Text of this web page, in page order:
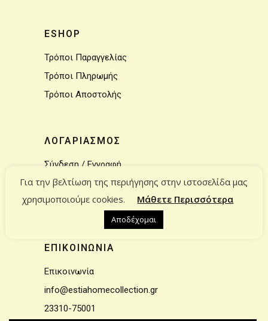
ESHOP
Τρόποι Παραγγελίας
Τρόποι Πληρωμής
Τρόποι Αποστολής
ΛΟΓΑΡΙΑΣΜΟΣ
Σύνδεση / Εγγραφή
Ο Λογαριασμός μου
Το καλάθι μου
ΕΠΙΚΟΙΝΩΝΙΑ
Επικοινωνία
info@estiahomecollection.gr
23310-75001
Για την βελτίωση της περιήγησης στην ιστοσελίδα μας
χρησιμοποιούμε cookies.
Μάθετε Περισσότερα
Αποδέχομαι